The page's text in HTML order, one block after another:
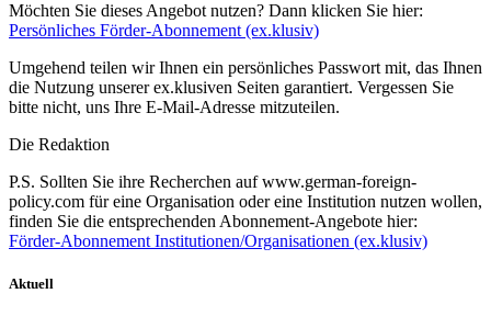
Möchten Sie dieses Angebot nutzen? Dann klicken Sie hier:
Persönliches Förder-Abonnement (ex.klusiv)
Umgehend teilen wir Ihnen ein persönliches Passwort mit, das Ihnen
die Nutzung unserer ex.klusiven Seiten garantiert. Vergessen Sie
bitte nicht, uns Ihre E-Mail-Adresse mitzuteilen.
Die Redaktion
P.S. Sollten Sie ihre Recherchen auf www.german-foreign-
policy.com für eine Organisation oder eine Institution nutzen wollen,
finden Sie die entsprechenden Abonnement-Angebote hier:
Förder-Abonnement Institutionen/Organisationen (ex.klusiv)
Aktuell